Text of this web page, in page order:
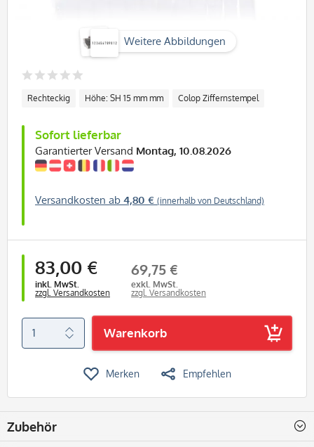
Weitere Abbildungen
Rechteckig Höhe: SH 15 mm mm Colop Ziffernstempel
Sofort lieferbar
Garantierter Versand Montag, 10.08.2026
Versandkosten ab 4,80 € (innerhalb von Deutschland)
83,00 €
inkl. MwSt.
zzgl. Versandkosten
69,75 €
exkl. MwSt.
zzgl. Versandkosten
Warenkorb
Merken Empfehlen
Zubehör